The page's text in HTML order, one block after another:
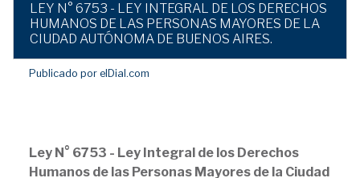
LEY N° 6753 - LEY INTEGRAL DE LOS DERECHOS
HUMANOS DE LAS PERSONAS MAYORES DE LA
CIUDAD AUTÓNOMA DE BUENOS AIRES.
Publicado por elDial.com
Ley N° 6753 - Ley Integral de los Derechos
Humanos de las Personas Mayores de la Ciudad